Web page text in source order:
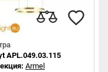
APL.049.03.115
Armel